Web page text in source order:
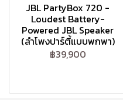
JBL PartyBox 720 -
Loudest Battery-
Powered JBL Speaker
(ลำโพงปาร์ตี้แบบพกพา)
฿39,900